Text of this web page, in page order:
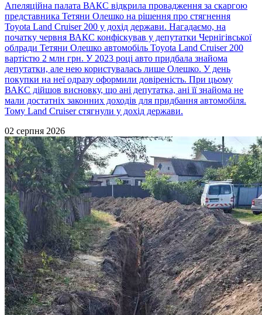
Апеляційна палата ВАКС відкрила провадження за скаргою
представника Тетяни Олешко на рішення про стягнення
Toyota Land Cruiser 200 у дохід держави. Нагадаємо, на
початку червня ВАКС конфіскував у депутатки Чернігівської
облради Тетяни Олешко автомобіль Toyota Land Cruiser 200
вартістю 2 млн грн. У 2023 році авто придбала знайома
депутатки, але нею користувалась лише Олешко. У день
покупки на неї одразу оформили довіреність. При цьому
ВАКС дійшов висновку, що ані депутатка, ані її знайома не
мали достатніх законних доходів для придбання автомобіля.
Тому Land Cruiser стягнули у дохід держави.
02 серпня 2026